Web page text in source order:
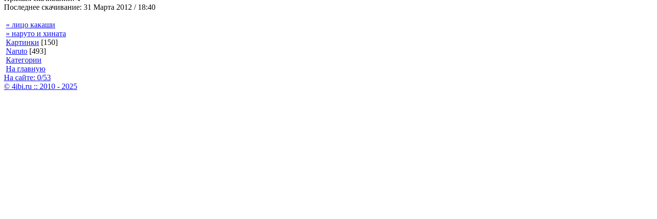
Последнее скачивание: 31 Марта 2012 / 18:40
« лицо какаши
» наруто и хината
Картинки [150]
Naruto [493]
Категории
На главную
На сайте: 0/53
© 4ibi.ru :: 2010 - 2025